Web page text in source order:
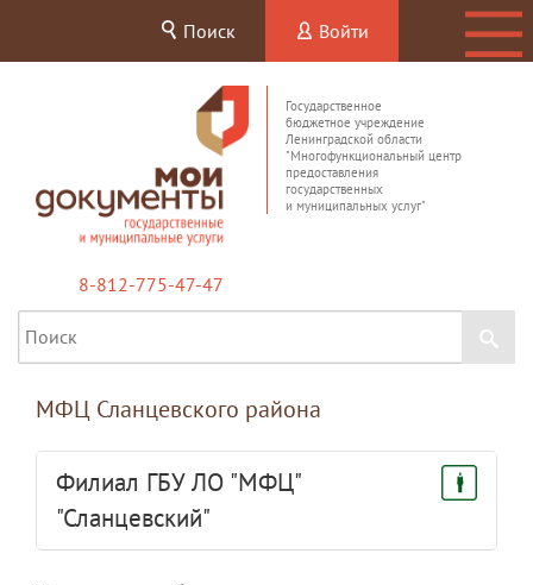
Поиск Войти
Государственное
бюджетное учреждение
Ленинградской области
"Многофункциональный центр
предоставления
государственных
и муниципальных услуг"
8-812-775-47-47
МФЦ Сланцевского района
Филиал ГБУ ЛО "МФЦ"
"Сланцевский"